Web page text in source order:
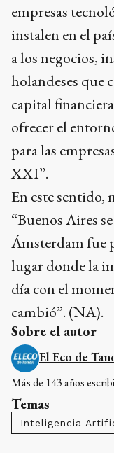
empresas
instalen en el
a los negocios,
holandeses que
capital
ofrecer el
para las
XXI”.
En este sentido,
“Buenos Aires
Ámsterdam fue
lugar donde la
día con el
cambió”. (NA).
Sobre el autor
El Eco de
Más de 143 años
Temas
Inteligencia